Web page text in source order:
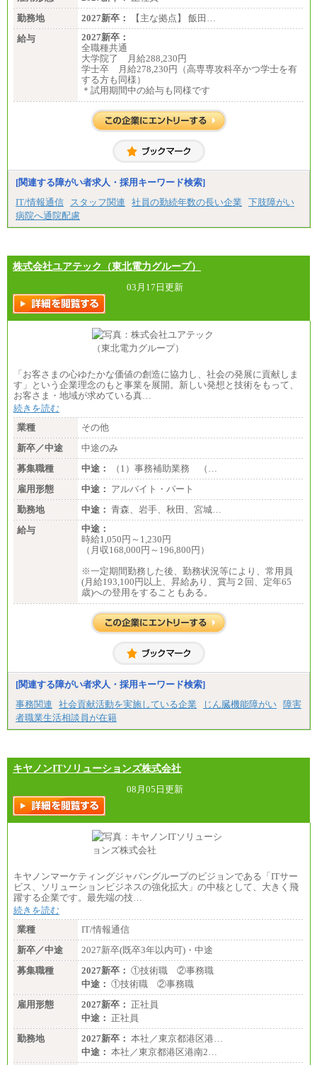
勤務地
2027新卒：
【主な拠点】 飯田…
給与
2027新卒：
全職種共通
大学院了 月給288,230円
学士卒 月給278,230円（高専専攻科卒かつ学士を有
する方も同様）
＊試用期間中の給与も同様です
[関連する障がい者求人・採用キーワード検索]
IT/情報通信
スタッフ関連 社員の勤続年数の長い企業
下肢障がい
病院へ通院配慮
株式会社ユアテック（東北電力グループ）
03月17日更新
「お客さまの心ゆたかな価値の創造に協力し、社会の発展に貢献しま
す」という企業理念のもと事業を展開。新しい発想と技術をもって、
お客さま・地域が求めている真…
続きを読む
業種
その他
新卒／中途
中途のみ
募集職種
中途：
（1）事務補助業務 （…
雇用形態
中途： アルバイト・パート
勤務地
中途： 青森、岩手、秋田、宮城…
給与
中途：
時給1,050円～1,230円
（月収168,000円～196,800円）
※一定期間勤務した後、勤務状況等により、常用員
(月給193,100円以上、昇給あり、賞与２回、定年65
歳)への登用をすることもある。
[関連する障がい者求人・採用キーワード検索]
事務関連
社会貢献活動を実施している企業 じん臓機能障がい 障害
者職業生活相談員が在籍
キヤノンITソリューションズ株式会社
08月05日更新
キヤノンマーケティングジャパングループのビジョンである「ITサー
ビス、ソリューションビジネスの強化拡大」の中核として、大きく飛
躍する企業です。最先端の技…
続きを読む
業種
IT/情報通信
新卒／中途
2027新卒(既卒3年以内可)・中途
募集職種
2027新卒： ①技術職 ②事務職
中途： ①技術職 ②事務職
雇用形態
2027新卒： 正社員
中途： 正社員
勤務地
2027新卒： 本社／東京都港区港…
中途： 本社／東京都港区港南2…